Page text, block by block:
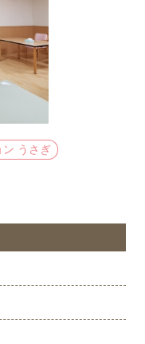
うさぎ